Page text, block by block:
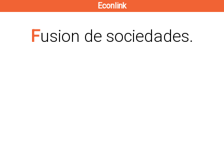
contenido
Econlink
Fusion de sociedades.